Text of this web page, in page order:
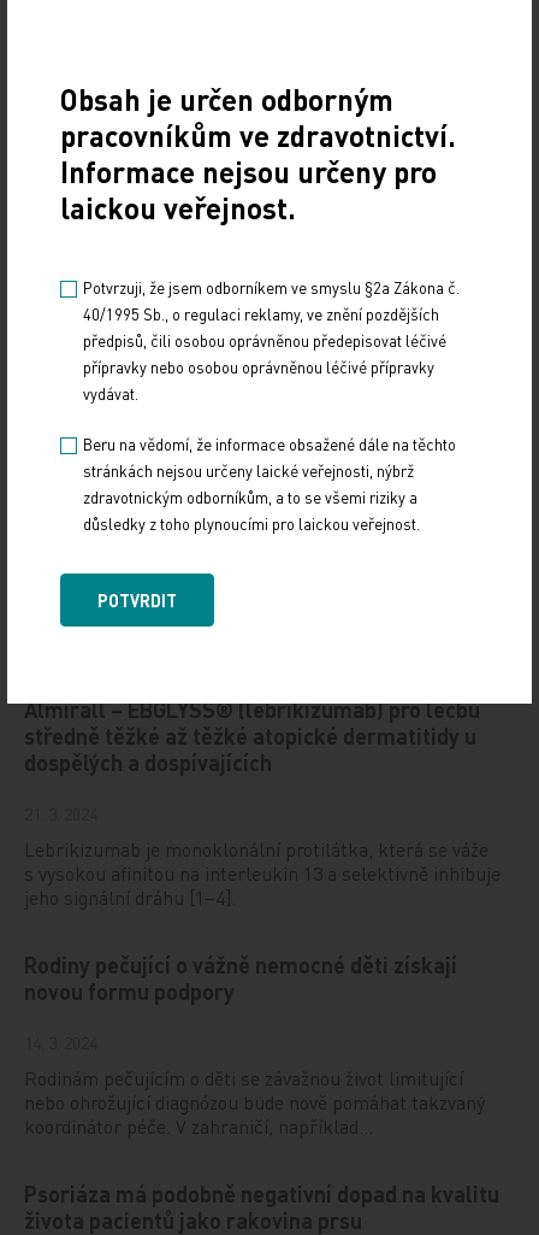
Zdroj: MZ
TISKOVÉ ZPRÁVY
Sdílejte článek
Informační dopis pro zdravotnické pracovníky
25. 3. 2024
Paxlovid (nirmatrelvir; ritonavir): připomenutí život
imunosupresivy, včetně takrolimu
Almirall – EBGLYSS® (lebrikizumab) pro léčbu
středně těžké až těžké atopické dermatitidy u
dospělých a dospívajících
Lebrikizumab je monoklonální protilátka, která se váže
s vysokou afinitou na interleukin 13 a selektivně inhibuje
jeho signální dráhu [1–4].
Rodiny pečující o vážně nemocné děti získají
novou formu podpory
Rodinám pečujícím o děti se závažnou život limitující
nebo ohrožující diagnózou bude nově pomáhat takzvaný
koordinátor péče. V zahraničí, například…
Psoriáza má podobně negativní dopad na kvalitu
života pacientů jako rakovina prsu
Obsah je určen odborným
pracovníkům ve zdravotnictví.
Informace nejsou určeny pro
laickou veřejnost.
Potvrzuji, že jsem odborníkem ve smyslu §2a Zákona č.
40/1995 Sb., o regulaci reklamy, ve znění pozdějších
předpisů, čili osobou oprávněnou předepisovat léčivé
přípravky nebo osobou oprávněnou léčivé přípravky
vydávat.
Beru na vědomí, že informace obsažené dále na těchto
stránkách nejsou určeny laické veřejnosti, nýbrž
zdravotnickým odborníkům, a to se všemi riziky a
důsledky z toho plynoucími pro laickou veřejnost.
POTVRDIT